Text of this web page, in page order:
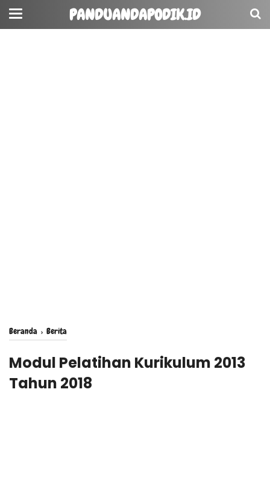
PANDUANDAPODIK.ID
Beranda › Berita
Modul Pelatihan Kurikulum 2013
Tahun 2018